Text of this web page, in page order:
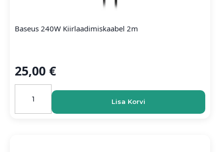
Baseus 240W Kiirlaadimiskaabel 2m
25,00 €
Baseus
240W
kiirlaadimiskaabel
2m
Lisa Korvi